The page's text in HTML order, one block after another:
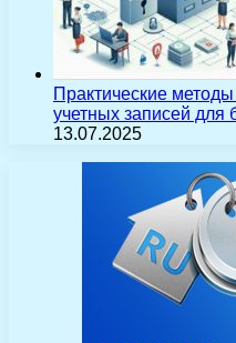
Практические
учетных записей для
13.07.2025